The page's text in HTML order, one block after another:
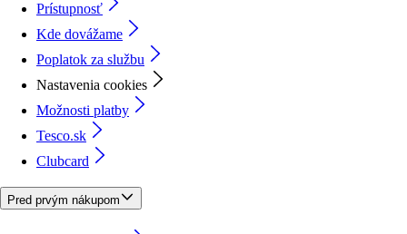
Prístupnosť
Kde dovážame
Poplatok za službu
Nastavenia cookies
Možnosti platby
Tesco.sk
Clubcard
Pred prvým nákupom